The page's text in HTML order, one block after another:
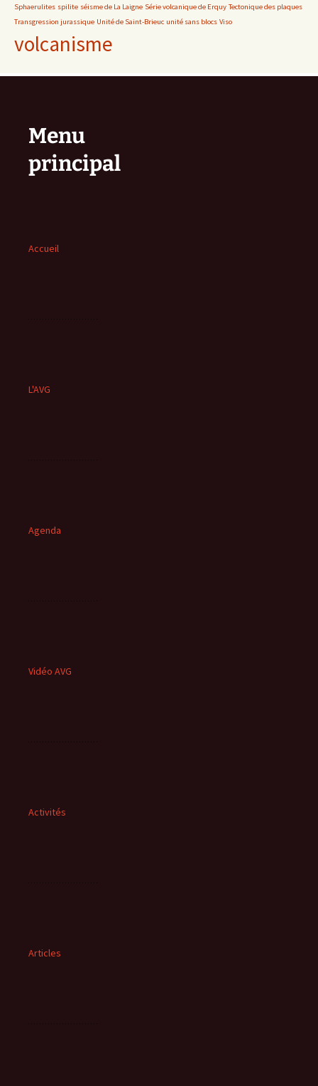
Sphaerulites spilite séisme de La Laigne Série volcanique de Erquy Tectonique des plaques
Transgression jurassique Unité de Saint-Brieuc unité sans blocs Viso
volcanisme
Menu
principal
Accueil
L'AVG
Agenda
Vidéo AVG
Activités
Articles